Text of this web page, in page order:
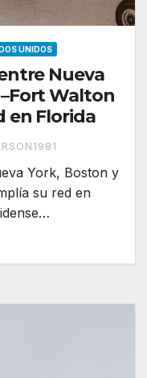
UNIDOS
Nueva
Walton
en Florida
York, Boston y
su red en